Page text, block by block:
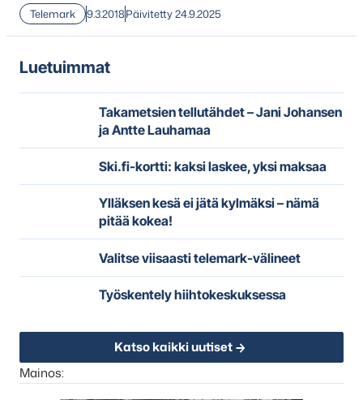
Telemark 9.3.2018Päivitetty 24.9.2025
Luetuimmat
Takametsien tellutähdet – Jani Johansen
ja Antte Lauhamaa
Ski.fi-kortti: kaksi laskee, yksi maksaa
Ylläksen kesä ei jätä kylmäksi – nämä
pitää kokea!
Valitse viisaasti telemark-välineet
Työskentely hiihtokeskuksessa
Katso kaikki uutiset
Mainos: